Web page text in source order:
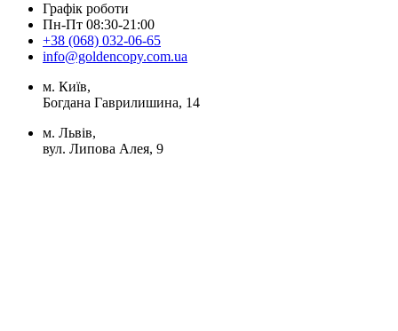
Графік роботи
Пн-Пт 08:30-21:00
+38 (068) 032-06-65
info@goldencopy.com.ua
м. Київ,
Богдана Гаврилишина, 14
м. Львів,
вул. Липова Алея, 9